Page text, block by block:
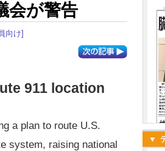
会が警告
向け]
911 location
a plan to route U.S.
system, raising national
▼